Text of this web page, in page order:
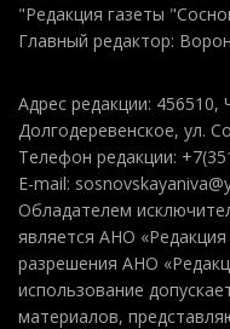
"Редакция газеты
Главный редактор:
Адрес редакции: 456510,
Долгодеревенское, ул.
Телефон редакции:
E-mail:
Обладателем
является АНО
разрешения АНО
использование
материалов,